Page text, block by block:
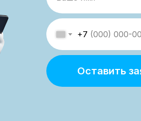
+7
Оставить